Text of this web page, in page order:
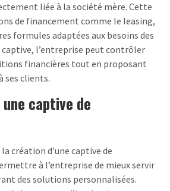
liée à la société mère. Cette
de financement comme le leasing,
formules adaptées aux besoins des
l’entreprise peut contrôler
financières tout en proposant
ses clients.
captive de
création d’une captive de
à l’entreprise de mieux servir
des solutions personnalisées.